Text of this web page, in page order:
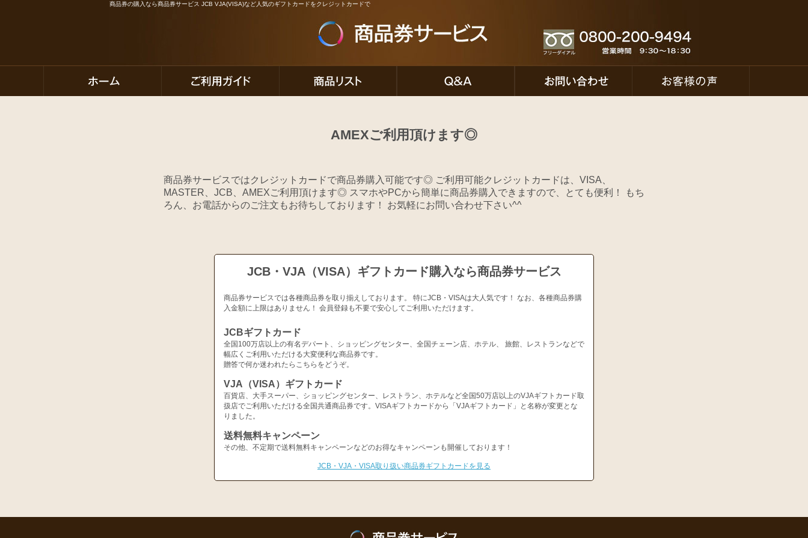
商品券の購入なら商品券サービス JCB VJA(VISA)など人気のギフトカードをクレジットカードで
AMEXご利用頂けます◎
商品券サービスではクレジットカードで商品券購入可能です◎ ご利用可能クレジットカードは、VISA、
MASTER、JCB、AMEXご利用頂けます◎ スマホやPCから簡単に商品券購入できますので、とても便利！ もち
ろん、お電話からのご注文もお待ちしております！ お気軽にお問い合わせ下さい^^
JCB・VJA（VISA）ギフトカード購入なら商品券サービス
商品券サービスでは各種商品券を取り揃えしております。 特にJCB・VISAは大人気です！ なお、各種商品券購
入金額に上限はありません！ 会員登録も不要で安心してご利用いただけます。
JCBギフトカード
全国100万店以上の有名デパート、ショッピングセンター、全国チェーン店、ホテル、 旅館、レストランなどで
幅広くご利用いただける大変便利な商品券です。
贈答で何か迷われたらこちらをどうぞ。
VJA（VISA）ギフトカード
百貨店、大手スーパー、ショッピングセンター、レストラン、ホテルなど全国50万店以上のVJAギフトカード取
扱店でご利用いただける全国共通商品券です。VISAギフトカードから「VJAギフトカード」と名称が変更とな
りました。
送料無料キャンペーン
その他、不定期で送料無料キャンペーンなどのお得なキャンペーンも開催しております！
JCB・VJA・VISA取り扱い商品券ギフトカードを見る